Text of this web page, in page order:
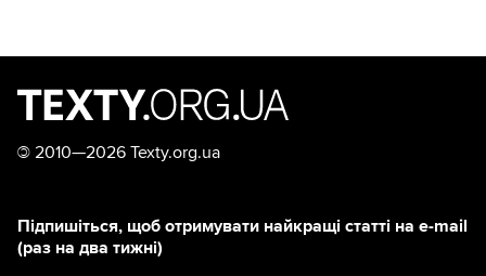
© 2010—2026 Texty.org.ua
Підпишіться, щоб отримувати найкращі статті на e-mail
(раз на два тижні)